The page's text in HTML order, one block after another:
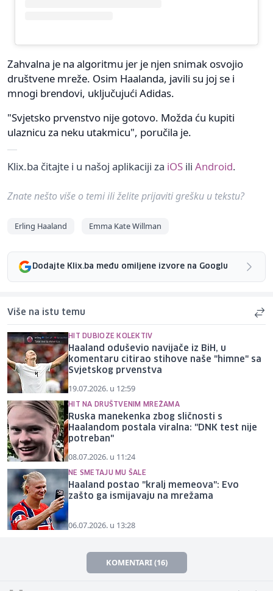
Zahvalna je na algoritmu jer je njen snimak osvojio
društvene mreže. Osim Haalanda, javili su joj se i
mnogi brendovi, uključujući Adidas.
"Svjetsko prvenstvo nije gotovo. Možda ću kupiti
ulaznicu za neku utakmicu", poručila je.
Klix.ba čitajte i u našoj aplikaciji za iOS ili Android.
Znate nešto više o temi ili želite prijaviti grešku u tekstu?
Erling Haaland Emma Kate Willman
Dodajte Klix.ba među omiljene izvore na Googlu
Više na istu temu
HIT DUBIOZE KOLEKTIV
Haaland oduševio navijače iz BiH, u
komentaru citirao stihove naše "himne" sa
Svjetskog prvenstva
19.07.2026. u 12:59
HIT NA DRUŠTVENIM MREŽAMA
Ruska manekenka zbog sličnosti s
Haalandom postala viralna: "DNK test nije
potreban"
08.07.2026. u 11:24
NE SMETAJU MU ŠALE
Haaland postao "kralj memeova": Evo
zašto ga ismijavaju na mrežama
06.07.2026. u 13:28
KOMENTARI (16)